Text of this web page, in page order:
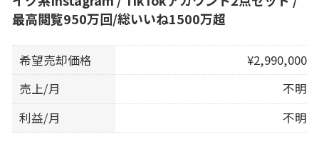
最高閲覧950万回/総いいね1500万超
希望売却価格
¥2,990,000
売上/月
不明
利益/月
不明